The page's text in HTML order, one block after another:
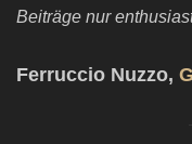
Beiträge nur
Ferruccio Nuzzo,